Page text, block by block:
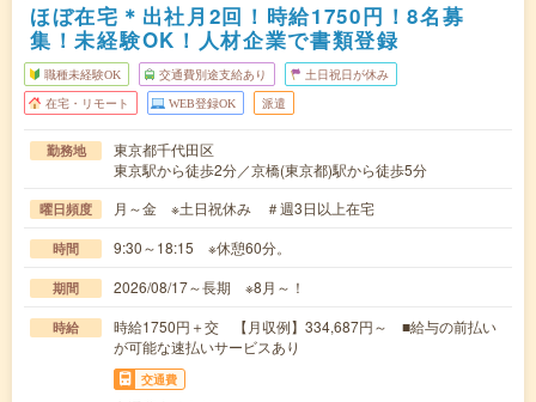
ほぼ在宅＊出社月2回！時給1750円！8名募
集！未経験OK！人材企業で書類登録
職種未経験OK 交通費別途支給あり 土日祝日が休み
在宅・リモート WEB登録OK 派遣
勤務地
東京都千代田区
東京駅から徒歩2分／京橋(東京都)駅から徒歩5分
曜日頻度 月～金 ※土日祝休み ＃週3日以上在宅
時間 9:30～18:15 ※休憩60分。
期間 2026/08/17～長期 ※8月～！
時給
時給1750円＋交 【月収例】334,687円～ ■給与の前払い
が可能な速払いサービスあり
交通費